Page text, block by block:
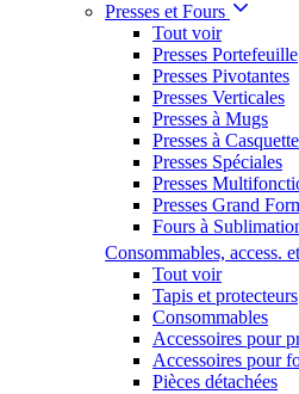
Presses et Fours
Tout voir
Presses Portefeuille
Presses Pivotantes
Presses Verticales
Presses à Mugs
Presses à
Presses Spéciales
Presses
Presses Grand
Fours à
Consommables, access.
Tout voir
Tapis et protecteurs
Consommables
Accessoires pour
Accessoires pour
Pièces détachées